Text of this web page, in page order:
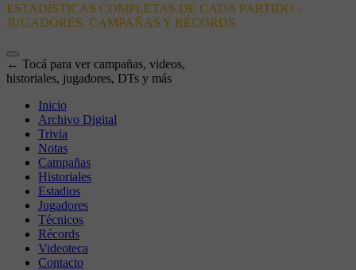
ESTADÍSTICAS COMPLETAS DE CADA PARTIDO -
JUGADORES, CAMPAÑAS Y RÉCORDS
← Tocá para ver campañas, videos,
historiales, jugadores, DTs y más
Inicio
Archivo Digital
Trivia
Notas
Campañas
Historiales
Estadios
Jugadores
Técnicos
Récords
Videoteca
Contacto